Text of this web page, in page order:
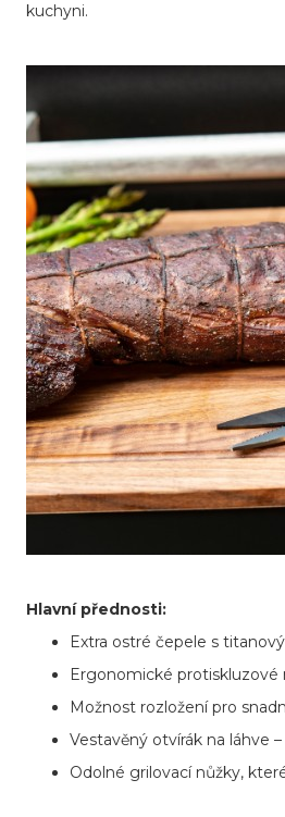
kuchyni.
Hlavní přednosti:
Extra ostré čepele s
Ergonomické
Možnost rozložení pro
Vestavěný otvírák na láhve
Odolné grilovací nůžky,